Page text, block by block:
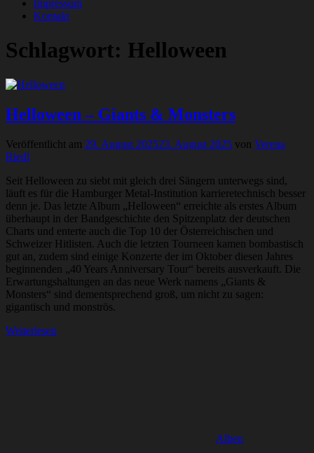
Impressum
Kontakt
Schlagwort: Helloween
Helloween – Giants & Monsters
Veröffentlicht am 29. August 202523. August 2025 von Verena
Riedl
Seit Helloween zu siebt mit gleich drei Sängern unterwegs sind,
läuft es für die Hamburger Metal-Institution karrieretechnisch besser
denn je. Das letzte Album „Helloween“ erreichte als erstes Album
überhaupt in der Bandgeschichte den Spitzenplatz der deutschen
Charts und enterte auch die Top 10 der Österreichischen und
Schweizer Hitlisten. Auch die letzten Tourneen kamen bombastisch
gut an, zudem sind einige Konzerte der im Oktober diesen Jahres
beginnenden „40 Years Anniversary Tour“ bereits ausverkauft. Die
Erwartungshaltungen an das neue Werk namens „Giants &
Monsters“ sind dementsprechend groß, um nicht zu sagen:
gigantisch und monströs.
Weiterlesen
Alben